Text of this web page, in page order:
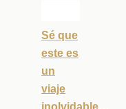
Sé que
este es
un
viaje